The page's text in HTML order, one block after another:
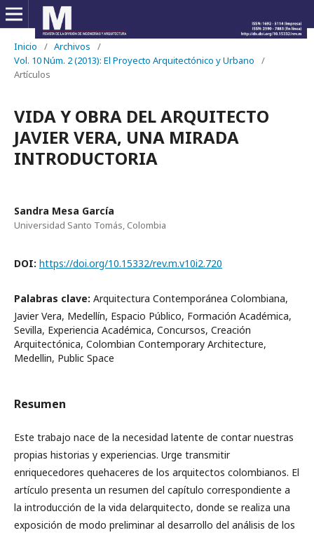
Inicio / Archivos
/
Vol. 10 Núm. 2 (2013): El Proyecto Arquitectónico y Urbano
/
Artículos
VIDA Y OBRA DEL ARQUITECTO
JAVIER VERA, UNA MIRADA
INTRODUCTORIA
Sandra Mesa García
Universidad Santo Tomás, Colombia
DOI: https://doi.org/10.15332/rev.m.v10i2.720
Palabras clave: Arquitectura Contemporánea Colombiana,
Javier Vera, Medellín, Espacio Público, Formación Académica,
Sevilla, Experiencia Académica, Concursos, Creación
Arquitectónica, Colombian Contemporary Architecture,
Medellin, Public Space
Resumen
Este trabajo nace de la necesidad latente de contar nuestras
propias historias y experiencias. Urge transmitir
enriquecedores quehaceres de los arquitectos colombianos. El
artículo presenta un resumen del capítulo correspondiente a
la introducción de la vida delarquitecto, donde se realiza una
exposición de modo preliminar al desarrollo del análisis de los